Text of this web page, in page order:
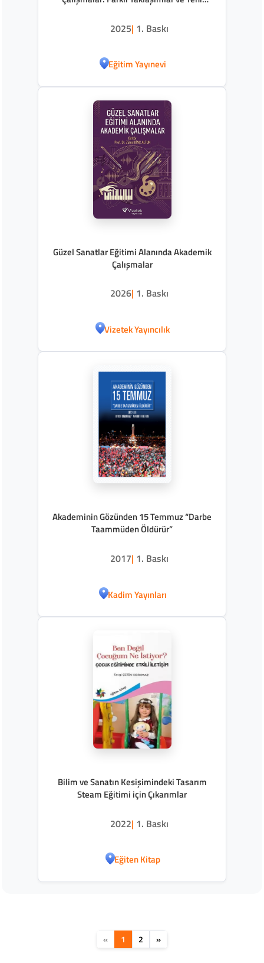
2025| 1. Baskı
Eğitim Yayınevi
Güzel Sanatlar Eğitimi Alanında Akademik
Çalışmalar
2026| 1. Baskı
Vizetek Yayıncılık
Akademinin Gözünden 15 Temmuz “Darbe
Taammüden Öldürür”
2017| 1. Baskı
Kadim Yayınları
Bilim ve Sanatın Kesişimindeki Tasarım
Steam Eğitimi için Çıkarımlar
2022| 1. Baskı
Eğiten Kitap
« 1 2 »